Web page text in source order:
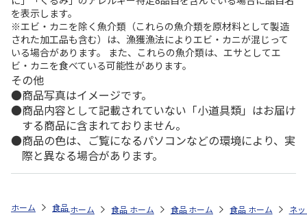
を表示します。
※エビ・カニを除く魚介類（これらの魚介類を原材料として製造
された加工品も含む）は、漁獲漁法によりエビ・カニが混じって
いる場合があります。 また、これらの魚介類は、エサとしてエ
ビ・カニを食べている可能性があります。
その他
商品写真はイメージです。
商品内容として記載されていない「小道具類」はお届け
する商品に含まれておりません。
商品の色は、ご覧になるパソコンなどの環境により、実
際と異なる場合があります。
ホーム 食品・グルメストア ひんやりスイーツ特集 カテゴリから探す
ホーム 食品・グルメストア ひんやりスイーツ特集
ホーム 食品・グルメストア ひんやりス
ホーム 食品・グルメストア
ホーム ネ